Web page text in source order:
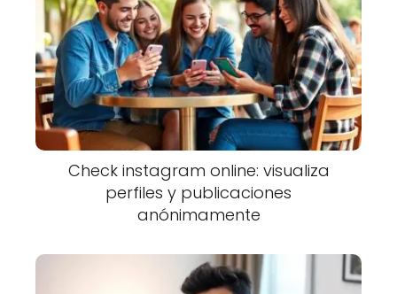
Check instagram online: visualiza
perfiles y publicaciones
anónimamente